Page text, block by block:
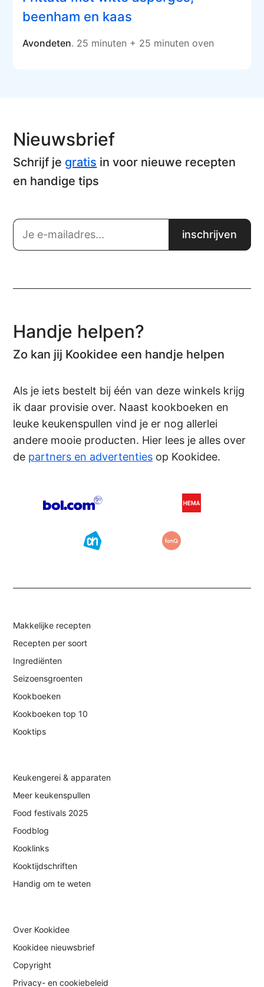
beenham en kaas
Avondeten. 25 minuten + 25 minuten oven
Nieuwsbrief
Schrijf je gratis in voor nieuwe recepten
en handige tips
Handje helpen?
Zo kan jij Kookidee een handje helpen
Als je iets bestelt bij één van deze winkels krijg
ik daar provisie over. Naast kookboeken en
leuke keukenspullen vind je er nog allerlei
andere mooie producten. Hier lees je alles over
de partners en advertenties op Kookidee.
Makkelijke recepten
Recepten per soort
Ingrediënten
Seizoensgroenten
Kookboeken
Kookboeken top 10
Kooktips
Keukengerei & apparaten
Meer keukenspullen
Food festivals 2025
Foodblog
Kooklinks
Kooktijdschriften
Handig om te weten
Over Kookidee
Kookidee nieuwsbrief
Copyright
Privacy- en cookiebeleid